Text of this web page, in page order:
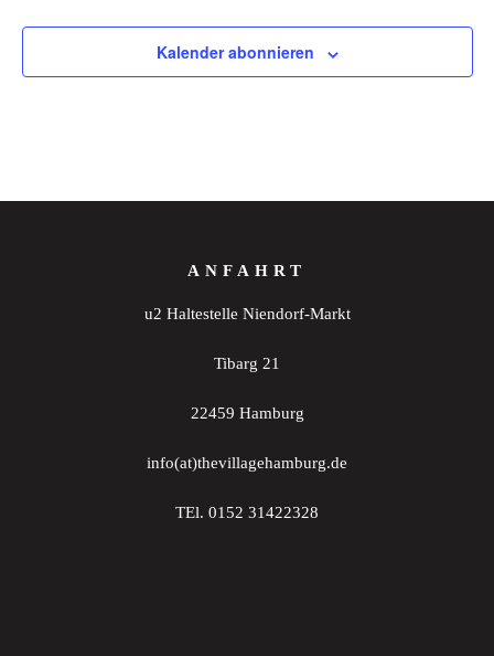
Kalender abonnieren
ANFAHRT
u2 Haltestelle Niendorf-Markt
Tibarg 21
22459 Hamburg
info(at)thevillagehamburg.de
TEl. 0152 31422328